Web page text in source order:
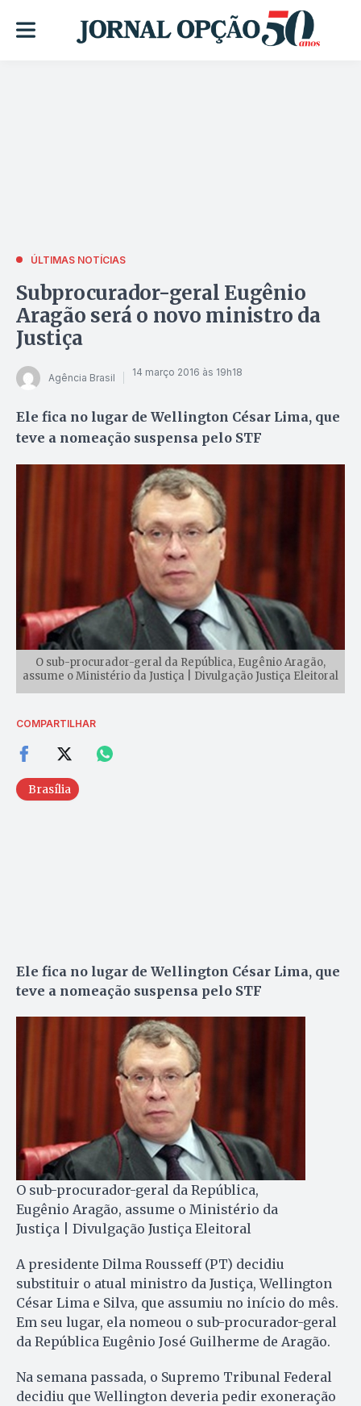
ÚLTIMAS NOTÍCIAS
Subprocurador-geral Eugênio
Aragão será o novo ministro da
Justiça
Agência Brasil 14 março 2016 às 19h18
Ele fica no lugar de Wellington César Lima, que
teve a nomeação suspensa pelo STF
O sub-procurador-geral da República, Eugênio Aragão,
assume o Ministério da Justiça | Divulgação Justiça Eleitoral
COMPARTILHAR
Brasília
Ele fica no lugar de Wellington César Lima, que
teve a nomeação suspensa pelo STF
O sub-procurador-geral da República,
Eugênio Aragão, assume o Ministério da
Justiça | Divulgação Justiça Eleitoral
A presidente Dilma Rousseff (PT) decidiu
substituir o atual ministro da Justiça, Wellington
César Lima e Silva, que assumiu no início do mês.
Em seu lugar, ela nomeou o sub-procurador-geral
da República Eugênio José Guilherme de Aragão.
Na semana passada, o Supremo Tribunal Federal
decidiu que Wellington deveria pedir exoneração